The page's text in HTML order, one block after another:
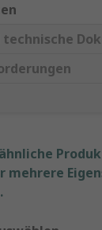
mehrere